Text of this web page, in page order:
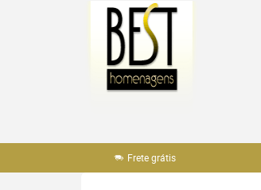
Frete grátis